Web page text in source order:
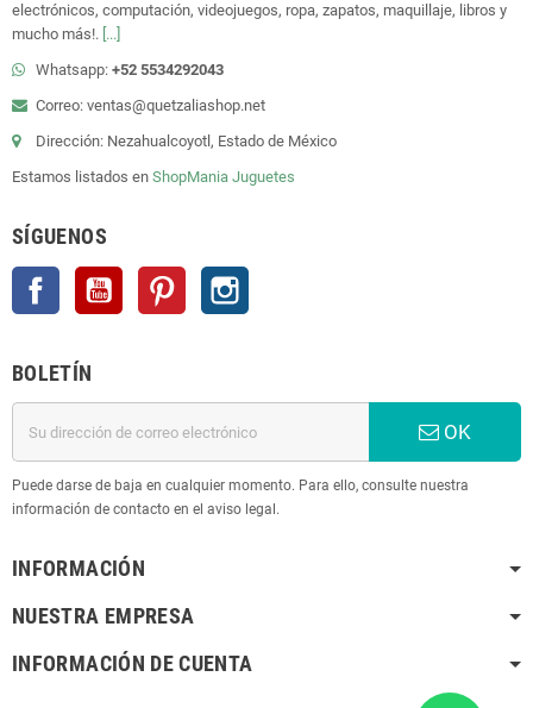
electrónicos, computación, videojuegos, ropa, zapatos, maquillaje, libros y
mucho más!. [...]
Whatsapp: +52 5534292043
Correo: ventas@quetzaliashop.net
Dirección: Nezahualcoyotl, Estado de México
Estamos listados en ShopMania Juguetes
SÍGUENOS
Facebook YouTube Pinterest
BOLETÍN
OK
Puede darse de baja en cualquier momento. Para ello, consulte nuestra
información de contacto en el aviso legal.
INFORMACIÓN
NUESTRA EMPRESA
INFORMACIÓN DE CUENTA